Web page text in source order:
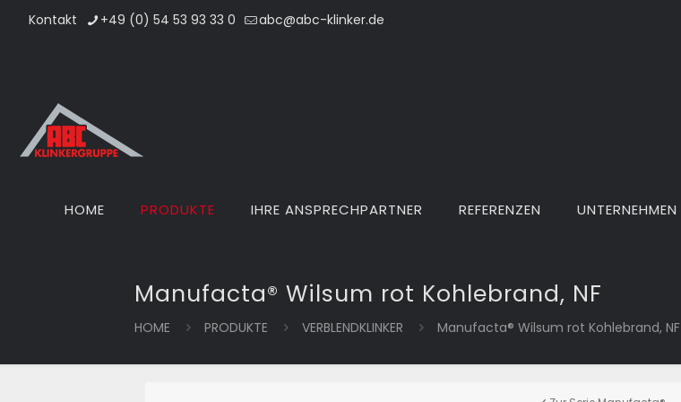
Kontakt +49 (0) 54 53 93 33 0 abc@abc-klinker.de
HOME PRODUKTE IHRE ANSPRECHPARTNER REFERENZEN UNTERNEHMEN
Manufacta® Wilsum rot Kohlebrand, NF
HOME PRODUKTE VERBLENDKLINKER Manufacta® Wilsum rot Kohlebrand, NF